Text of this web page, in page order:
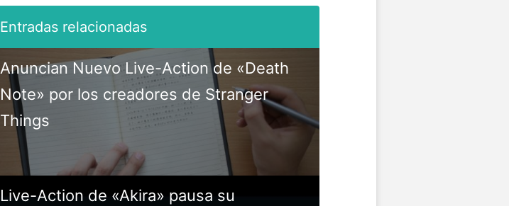
Anuncian Nuevo Live-Action de «Death
Note» por los creadores de Stranger
Things
Live-Action de «Akira» pausa su